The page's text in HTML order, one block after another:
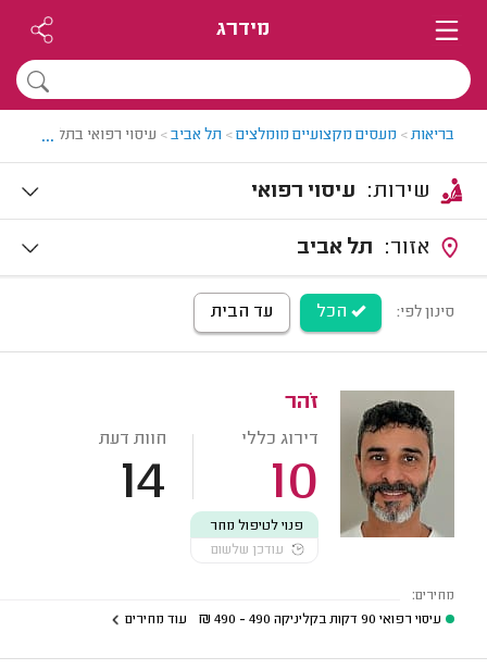
מידרג
בריאות> מעסים מקצועיים מומלצים> תל אביב> עיסוי רפואי בתל אביב
...
עיסוי רפואי
תל אביב
סינון לפי: הכל עד הבית
זֹהר
דירוג כללי
10
חוות דעת
14
פנוי לטיפול מחר
עודכן שלשום
מחירים:
עיסוי רפואי 90 דקות בקליניקה
490 - 490
₪ עוד מחירים